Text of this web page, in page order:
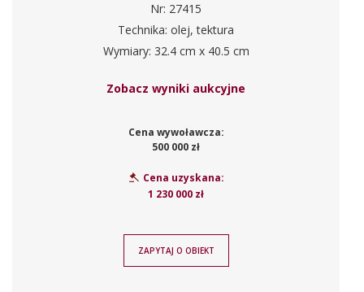
Nr: 27415
Technika: olej, tektura
Wymiary: 32.4 cm x 40.5 cm
Zobacz wyniki aukcyjne
Cena wywoławcza:
500 000 zł
Cena uzyskana:
1 230 000 zł
ZAPYTAJ O OBIEKT